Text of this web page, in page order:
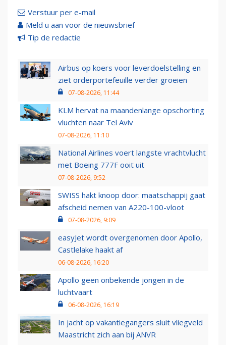
Verstuur per e-mail
Meld u aan voor de nieuwsbrief
Tip de redactie
Airbus op koers voor leverdoelstelling en
ziet orderportefeuille verder groeien
07-08-2026, 11:44
KLM hervat na maandenlange opschorting
vluchten naar Tel Aviv
07-08-2026, 11:10
National Airlines voert langste vrachtvlucht
met Boeing 777F ooit uit
07-08-2026, 9:52
SWISS hakt knoop door: maatschappij gaat
afscheid nemen van A220-100-vloot
07-08-2026, 9:09
easyJet wordt overgenomen door Apollo,
Castlelake haakt af
06-08-2026, 16:20
Apollo geen onbekende jongen in de
luchtvaart
06-08-2026, 16:19
In jacht op vakantiegangers sluit vliegveld
Maastricht zich aan bij ANVR